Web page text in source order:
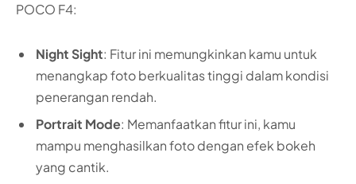
POCO F4:
Night Sight: Fitur ini memungkinkan kamu untuk
menangkap foto berkualitas tinggi dalam kondisi
penerangan rendah.
Portrait Mode: Memanfaatkan fitur ini, kamu
mampu menghasilkan foto dengan efek bokeh
yang cantik.